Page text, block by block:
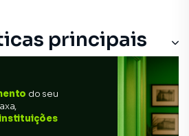
principais
do seu